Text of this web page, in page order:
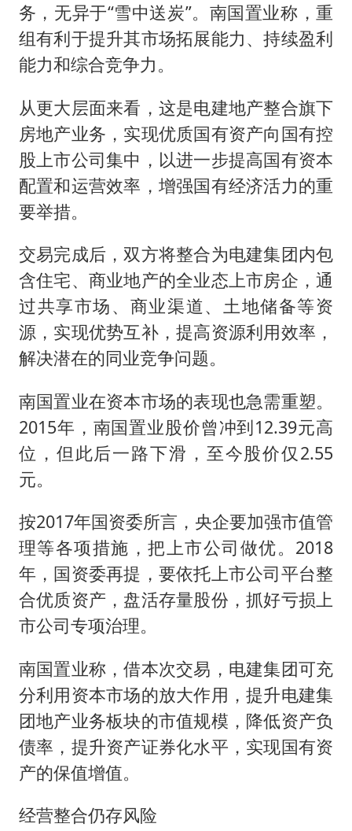
务，无异于“雪中送炭”。南国置业称，重
组有利于提升其市场拓展能力、持续盈利
能力和综合竞争力。
从更大层面来看，这是电建地产整合旗下
房地产业务，实现优质国有资产向国有控
股上市公司集中，以进一步提高国有资本
配置和运营效率，增强国有经济活力的重
要举措。
交易完成后，双方将整合为电建集团内包
含住宅、商业地产的全业态上市房企，通
过共享市场、商业渠道、土地储备等资
源，实现优势互补，提高资源利用效率，
解决潜在的同业竞争问题。
南国置业在资本市场的表现也急需重塑。
2015年，南国置业股价曾冲到12.39元高
位，但此后一路下滑，至今股价仅2.55
元。
按2017年国资委所言，央企要加强市值管
理等各项措施，把上市公司做优。2018
年，国资委再提，要依托上市公司平台整
合优质资产，盘活存量股份，抓好亏损上
市公司专项治理。
南国置业称，借本次交易，电建集团可充
分利用资本市场的放大作用，提升电建集
团地产业务板块的市值规模，降低资产负
债率，提升资产证券化水平，实现国有资
产的保值增值。
经营整合仍存风险